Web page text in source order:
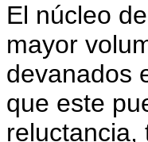
El núcleo
mayor
devanados
que este
reluctancia,